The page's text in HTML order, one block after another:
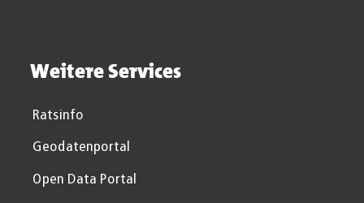
Weitere Services
Ratsinfo
Geodatenportal
Open Data Portal